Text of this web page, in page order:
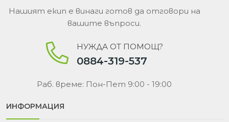
Нашият екип е винаги готов да отговори на
вашите въпроси.
НУЖДА ОТ ПОМОЩ?
0884-319-537
Раб. време: Пон-Пет 9:00 - 19:00
ИНФОРМАЦИЯ